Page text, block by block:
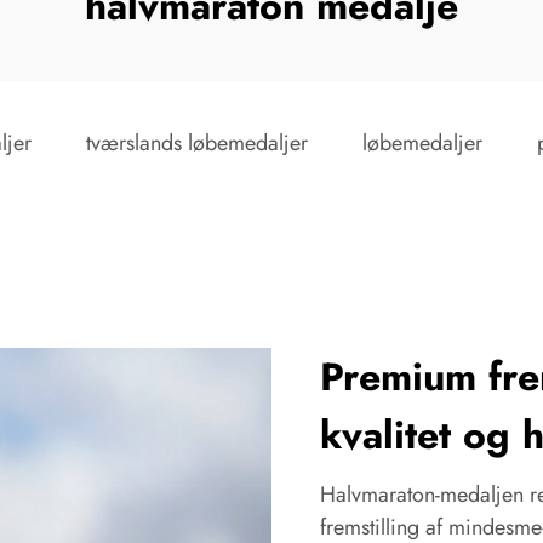
tværslands løbemedaljer løbemedaljer
Premium
kvalitet og
Halvmaraton-medaljen
fremstilling af